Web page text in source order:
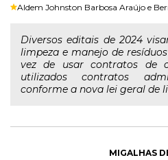
Aldem Johnston Barbosa Araújo e
Diversos editais de 2024
limpeza e manejo de
vez de usar contratos de
utilizados contratos
conforme a nova lei geral de
MIGALHAS